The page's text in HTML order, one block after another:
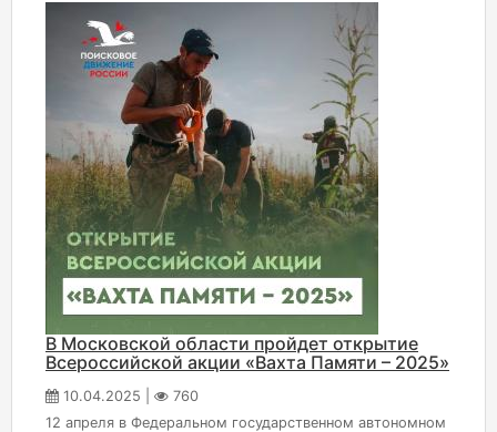
В Московской области пройдет открытие
Всероссийской акции «Вахта Памяти – 2025»
10.04.2025 |
760
12 апреля в Федеральном государственном автономном